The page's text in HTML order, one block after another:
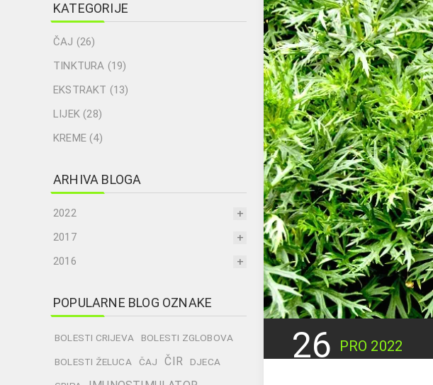
26 PRO 2022
KATEGORIJE
ČAJ (26)
TINKTURA (19)
EKSTRAKT (13)
LIJEK (28)
KREME (4)
ARHIVA BLOGA
2022
2017
2016
POPULARNE BLOG OZNAKE
BOLESTI CRIJEVA BOLESTI ZGLOBOVA
BOLESTI ŽELUCA ČAJ ČIR DJECA